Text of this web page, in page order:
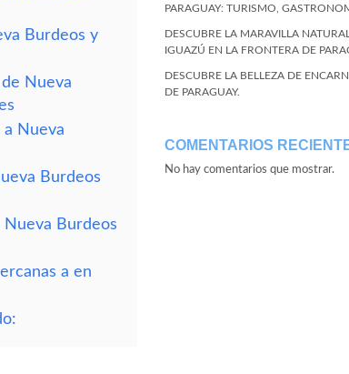
Burdeos y
Nueva
a Nueva
Burdeos
Nueva Burdeos
a en
PARAGUAY: TURISMO,
DESCUBRE LA MARAVILLA
IGUAZÚ EN LA FRONTERA DE
DESCUBRE LA BELLEZA DE
DE PARAGUAY.
COMENTARIOS
No hay comentarios que mostrar.